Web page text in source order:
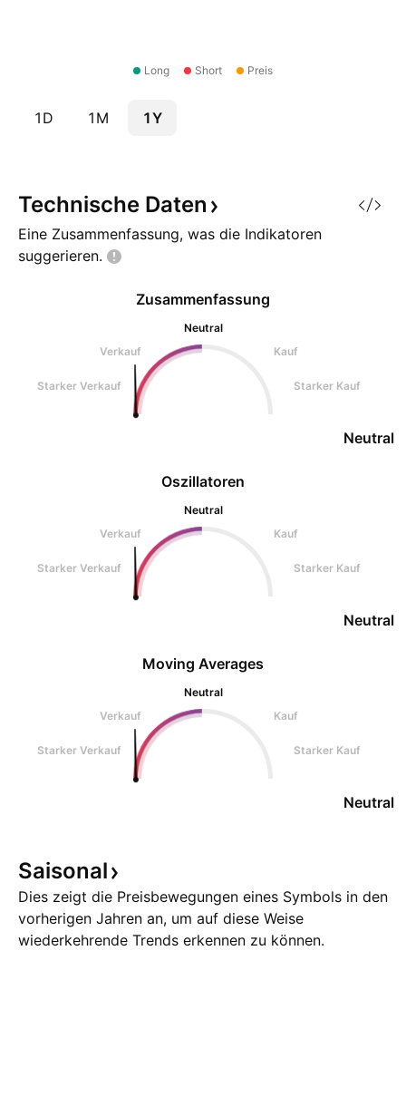
Long Short Preis
1D 1M 1Y
Technische Daten
Eine Zusammenfassung, was die Indikatoren
suggerieren.
Oszillatoren
Neutral
Verkauf
Kauf
Starker Verkauf Starker Kauf
Neutral
Zusammenfassung
Neutral
Verkauf
Kauf
Starker Verkauf Starker Kauf
Neutral
Moving Averages
Neutral
Verkauf
Kauf
Starker Verkauf Starker Kauf
Neutral
Saisonal
Dies zeigt die Preisbewegungen eines Symbols in den
vorherigen Jahren an, um auf diese Weise
wiederkehrende Trends erkennen zu können.